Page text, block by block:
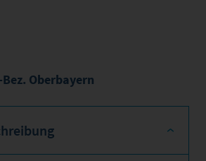
Bez. Oberbayern